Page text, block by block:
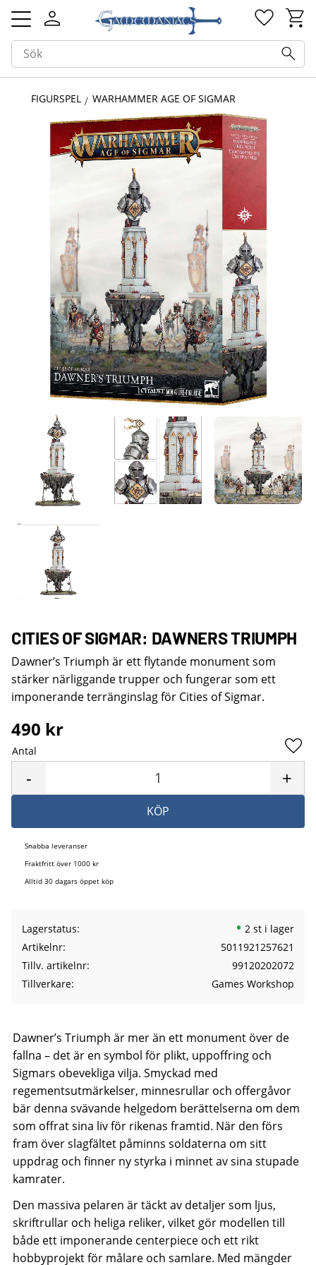
Meny
FIGURSPEL WARHAMMER AGE OF SIGMAR
CITIES OF SIGMAR: DAWNERS TRIUMPH
Dawner’s Triumph är ett flytande monument som
stärker närliggande trupper och fungerar som ett
imponerande terränginslag för Cities of Sigmar.
490 kr
Antal
+
-
KÖP
Snabba leveranser
Fraktfritt över 1000 kr
Alltid 30 dagars öppet köp
Lagerstatus
2 st i lager
Artikelnr
5011921257621
Tillv. artikelnr
99120202072
Tillverkare
Games Workshop
Dawner’s Triumph är mer än ett monument över de
fallna – det är en symbol för plikt, uppoffring och
Sigmars obevekliga vilja. Smyckad med
regementsutmärkelser, minnesrullar och offergåvor
bär denna svävande helgedom berättelserna om dem
som offrat sina liv för rikenas framtid. När den förs
fram över slagfältet påminns soldaterna om sitt
uppdrag och finner ny styrka i minnet av sina stupade
kamrater.
Den massiva pelaren är täckt av detaljer som ljus,
skriftrullar och heliga reliker, vilket gör modellen till
både ett imponerande centerpiece och ett rikt
hobbyprojekt för målare och samlare. Med mängder